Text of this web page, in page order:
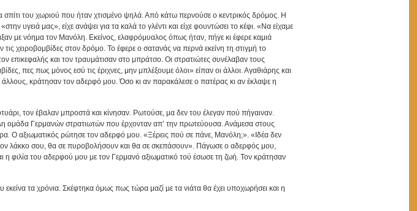
του χωριού που ήταν χτισμένο ψηλά. Από κάτω περνούσε ο κεντρικός δρόμος. Η
υγειά μας», είχε ανάψει για τα καλά το γλέντι και είχε φουντώσει το κέφι. «Να είχαμε
με νόημα τον Μανόλη. Εκείνος, ελαφρόμυαλος όπως ήταν, πήγε κι έφερε καμιά
χειροβομβίδες στον δρόμο. Το έφερε ο σατανάς να περνά εκείνη τη στιγμή το
και τον τραυμάτισαν στο μπράτσο. Οι στρατιώτες συνέλαβαν τους
πες πως μόνος εσύ τις έριχνες, μην μπλέξουμε όλοι» είπαν οι άλλοι. Αγαθιάρης και
κράτησαν τον αδερφό μου. Όσο κι αν παρακάλεσε ο πατέρας κι αν έκλαψε η
τον έβαλαν μπροστά και κίνησαν. Ρωτούσε, μα δεν του έλεγαν πού πήγαιναν.
ομάδα Γερμανών στρατιωτών που έρχονταν απ’ την πρωτεύουσα. Ανάμεσα στους
Ο αξιωματικός ρώτησε τον αδερφό μου. «Ξέρεις πού σε πάνε, Μανόλη;». «Ιδέα δεν
λάκκο σου, θα σε πυροβολήσουν και θα σε σκεπάσουν». Πάγωσε ο αδερφός μου,
φιλία του αδερφού μου με τον Γερμανό αξιωματικό τού έσωσε τη ζωή. Τον κράτησαν
τα χρόνια. Σκέφτηκα όμως πως τώρα μαζί με τα νιάτα θα έχει υποχωρήσει και η